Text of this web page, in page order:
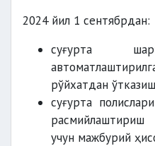
2024 йил 1 сентябрдан:
суғурта
рўйхатдан
суғурта
учун мажбурий